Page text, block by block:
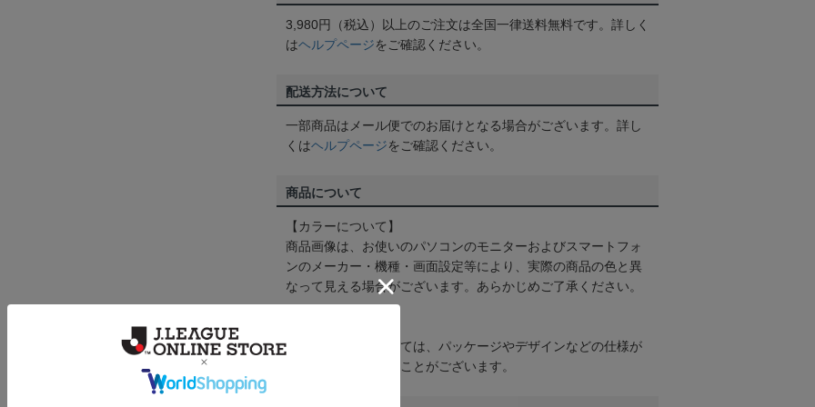
3,980円（税込）以上のご注文は全国一律送料無料です。詳しく
はヘルプページをご確認ください。
配送方法について
一部商品はメール便でのお届けとなる場合がございます。詳し
くはヘルプページをご確認ください。
商品について
【カラーについて】
商品画像は、お使いのパソコンのモニターおよびスマートフォ
ンのメーカー・機種・画面設定等により、実際の商品の色と異
なって見える場合がございます。あらかじめご了承ください。
取り扱い商品によっては、パッケージやデザインなどの仕様が
予告なく変更になることがございます。